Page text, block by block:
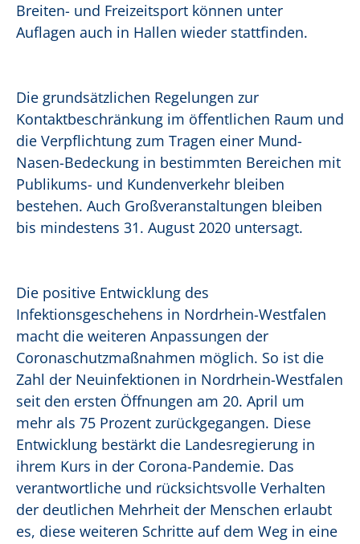
Breiten- und Freizeitsport können unter
Auflagen auch in Hallen wieder stattfinden.
Die grundsätzlichen Regelungen zur
Kontaktbeschränkung im öffentlichen Raum und
die Verpflichtung zum Tragen einer Mund-
Nasen-Bedeckung in bestimmten Bereichen mit
Publikums- und Kundenverkehr bleiben
bestehen. Auch Großveranstaltungen bleiben
bis mindestens 31. August 2020 untersagt.
Die positive Entwicklung des
Infektionsgeschehens in Nordrhein-Westfalen
macht die weiteren Anpassungen der
Coronaschutzmaßnahmen möglich. So ist die
Zahl der Neuinfektionen in Nordrhein-Westfalen
seit den ersten Öffnungen am 20. April um
mehr als 75 Prozent zurückgegangen. Diese
Entwicklung bestärkt die Landesregierung in
ihrem Kurs in der Corona-Pandemie. Das
verantwortliche und rücksichtsvolle Verhalten
der deutlichen Mehrheit der Menschen erlaubt
es, diese weiteren Schritte auf dem Weg in eine